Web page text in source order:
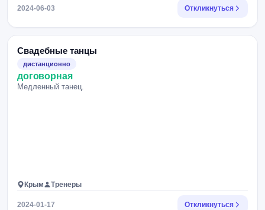
2024-06-03 Откликнуться
Свадебные танцы
дистанционно
договорная
Медленный танец.
Крым Тренеры
2024-01-17 Откликнуться